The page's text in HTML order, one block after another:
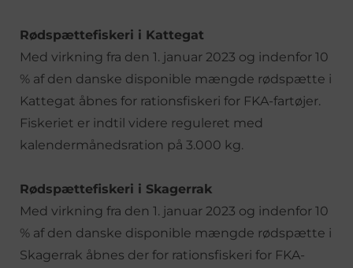
Rødspættefiskeri i Kattegat
Med virkning fra den 1. januar 2023 og indenfor 10
% af den danske disponible mængde rødspætte i
Kattegat åbnes for rationsfiskeri for FKA-fartøjer.
Fiskeriet er indtil videre reguleret med
kalendermånedsration på 3.000 kg.
Rødspættefiskeri i Skagerrak
Med virkning fra den 1. januar 2023 og indenfor 10
% af den danske disponible mængde rødspætte i
Skagerrak åbnes der for rationsfiskeri for FKA-